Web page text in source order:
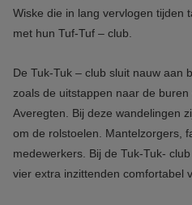
Wiske die in lang vervlogen tijden
met hun Tuf-Tuf – club.
De Tuk-Tuk – club sluit nauw aan
zoals de uitstappen naar de
Averegten. Bij deze wandelingen
om de rolstoelen. Mantelzorgers,
medewerkers. Bij de Tuk-Tuk-
vier extra inzittenden comfortabel